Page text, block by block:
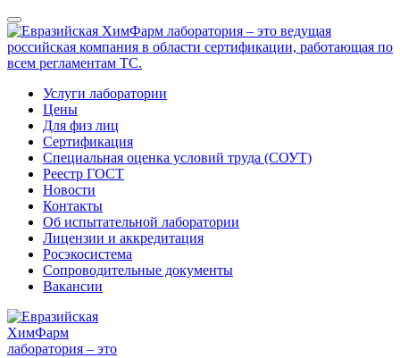
Услуги лаборатории
Цены
Для физ лиц
Сертификация
Специальная оценка условий труда (СОУТ)
Реестр ГОСТ
Новости
Контакты
Об испытательной лаборатории
Лицензии и аккредитация
Росэкосистема
Сопроводительные документы
Вакансии